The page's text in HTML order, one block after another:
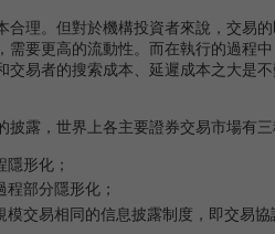
。但對於機構投資者來說，交易的
要更高的流動性。而在執行的過程
易者的搜索成本、延遲成本之大是
露，世界上各主要證券交易市場有三
形化；
部分隱形化；
交易相同的信息披露制度，即交易協